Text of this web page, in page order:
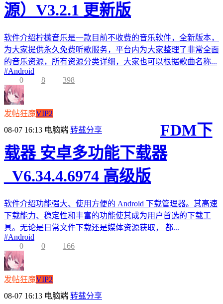
源）V3.2.1 更新版
软件介绍柠檬音乐是一款目前不收费的音乐软件，全新版本，
为大家提供永久免费听歌服务，平台内为大家整理了非常全面
的音乐资源，所有资源分类详细，大家也可以根据歌曲名称...
#Android
0
8 398
发帖狂魔VIP2
08-07 16:13 电脑端 转载分享
FDM下
载器 安卓多功能下载器
_V6.34.4.6974 高级版
软件介绍功能强大、使用方便的 Android 下载管理器。其高速
下载能力、稳定性和丰富的功能使其成为用户首选的下载工
具。无论是日常文件下载还是媒体资源获取， 都...
#Android
0
0 166
发帖狂魔VIP2
08-07 16:13 电脑端 转载分享